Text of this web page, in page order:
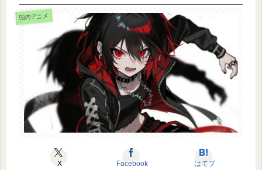
国内アニメ
X Facebook はてブ